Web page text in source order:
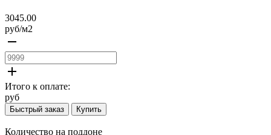
3045.00
руб/м2
remove
add
Итого к оплате:
руб
Быстрый заказ Купить
Количество на поддоне